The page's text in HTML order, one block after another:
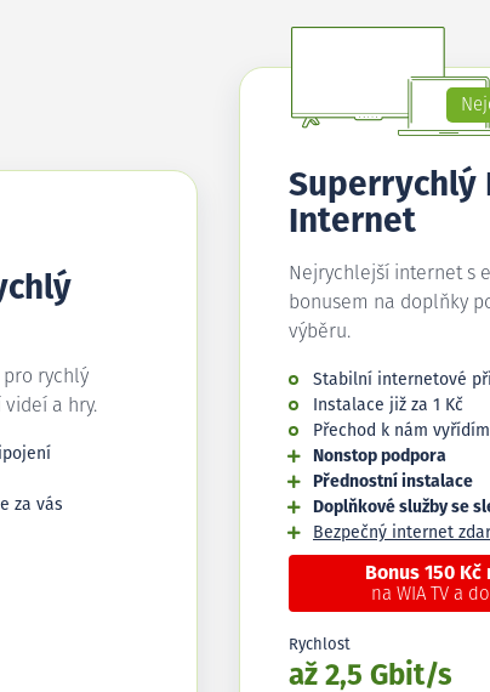
rychlý
a hry.
za vás
Superrychlý
Internet
Nejrychlejší internet s
bonusem na doplňky
výběru.
Stabilní internetové
Instalace již za 1 Kč
Přechod k nám
Nonstop podpora
Přednostní instalace
Doplňkové služby se
Bezpečný internet
Bonus 150
na WIA TV a
Rychlost
až 2,5 Gbit/s